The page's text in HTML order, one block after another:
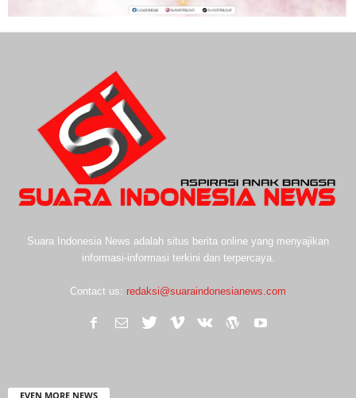
Suara Indonesia News adalah situs berita online yang menyajikan
informasi-informasi terkini dan terpercaya.
Contact us: redaksi@suaraindonesianews.com
EVEN MORE NEWS